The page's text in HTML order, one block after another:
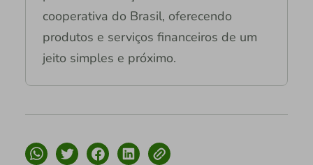
cooperativa do Brasil, oferecendo
produtos e serviços financeiros de um
jeito simples e próximo.